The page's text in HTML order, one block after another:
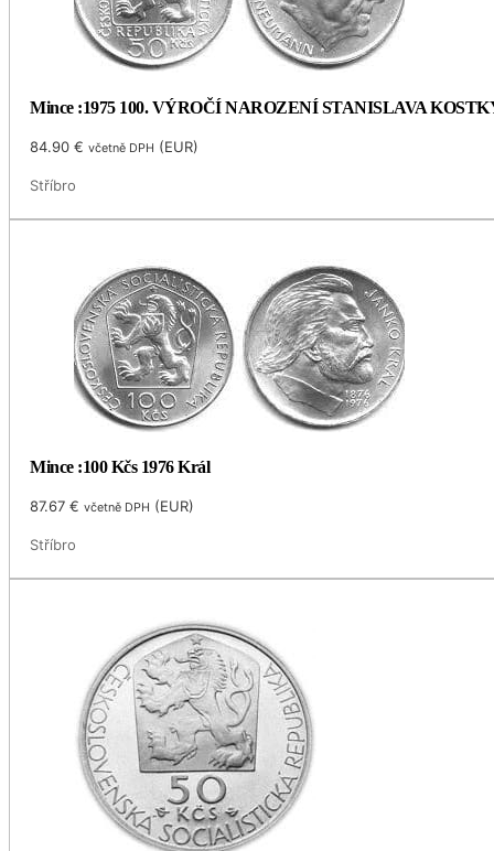
Mince :1975 100. VÝROČÍ NAROZENÍ STANISLAVA
84.90€ včetně DPH (EUR)
Stříbro
Mince :100 Kčs 1976 Král
87.67€ včetně DPH (EUR)
Stříbro